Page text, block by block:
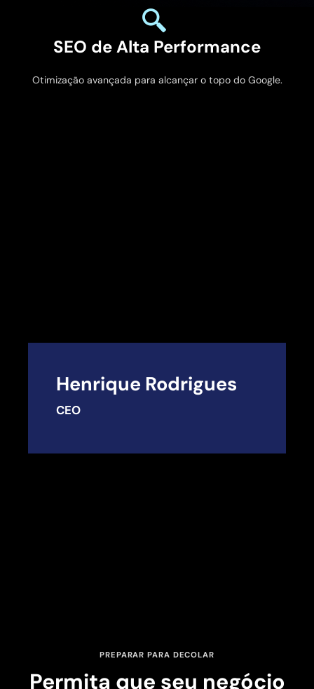
SEO de Alta Performance
Otimização avançada para alcançar o topo do Google.
Henrique Rodrigues
CEO
PREPARAR PARA DECOLAR
Permita que seu negócio